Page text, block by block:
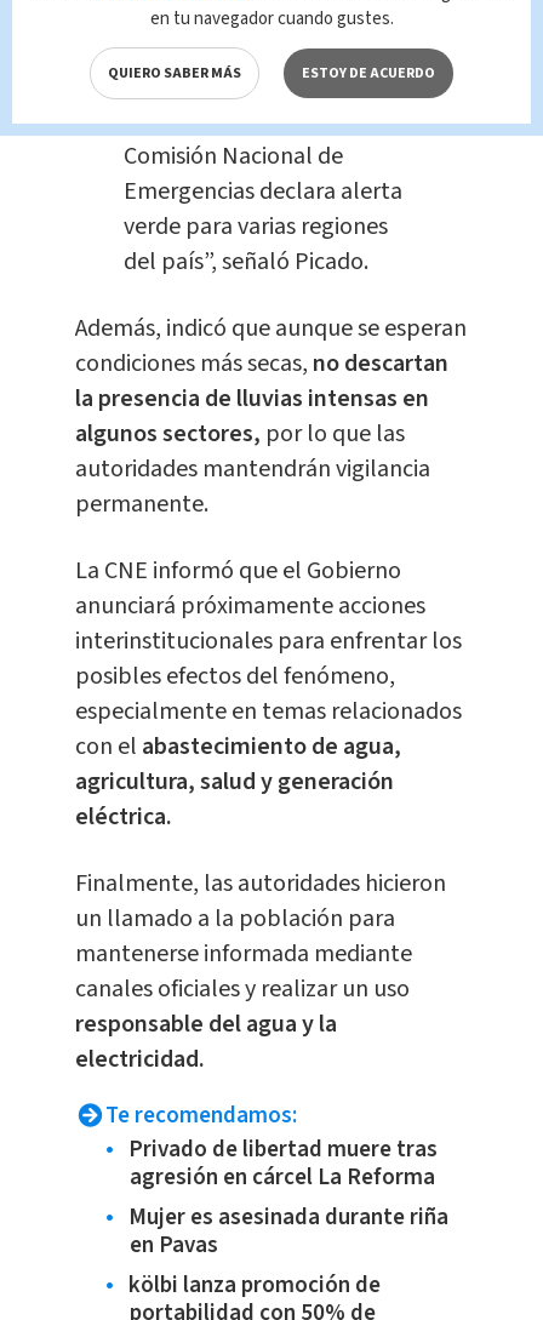
fenómeno de El Niño ylos
posibles impactos que
podría generar en los
próximos meses,la
Comisión Nacional de
Emergencias declara alerta
verde para varias regiones
del país”, señaló Picado.
Además, indicó que aunque se esperan
condiciones más secas, no descartan
la presencia de lluvias intensas en
algunos sectores, por lo que las
autoridades mantendrán vigilancia
permanente.
La CNE informó que el Gobierno
anunciará próximamente acciones
interinstitucionales para enfrentar los
posibles efectos del fenómeno,
especialmente en temas relacionados
con el abastecimiento de agua,
agricultura, salud y generación
eléctrica.
Finalmente, las autoridades hicieron
un llamado a la población para
mantenerse informada mediante
canales oficiales y realizar un uso
responsable del agua y la
electricidad.
Te recomendamos:
Privado de libertad muere tras
agresión en cárcel La Reforma
Mujer es asesinada durante riña
en Pavas
kölbi lanza promoción de
portabilidad con 50% de
en tu navegador cuando gustes.
QUIERO SABER MÁS ESTOY DE ACUERDO